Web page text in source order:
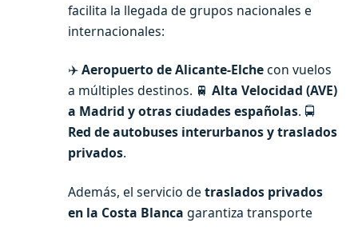
facilita la llegada de grupos nacionales e
internacionales:
✈️Aeropuerto de Alicante-Elchecon vuelos
a múltiples destinos. 🚆 Alta Velocidad (AVE)
a Madrid y otras ciudades españolas. 🚍
Red de autobuses interurbanos y traslados
privados.
Además, el servicio de traslados privados
en la Costa Blanca garantiza transporte